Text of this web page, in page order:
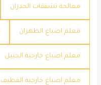
معالجة تشققات الجدران
معلم اصباغ الظهران
معلم اصباغ خارجية الجبيل
معلم اصباغ خارجية القطيف